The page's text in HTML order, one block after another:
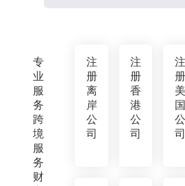
专
业
服
务
跨
境
服
务
财
注
册
离
岸
公
司
注
册
香
港
公
司
注
册
美
国
公
司